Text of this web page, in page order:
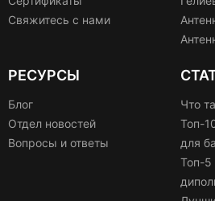
Свяжитесь с нами
РЕСУРСЫ
Блог
Отдел новостей
Вопросы и ответы
Что
Топ-
для
Топ-5